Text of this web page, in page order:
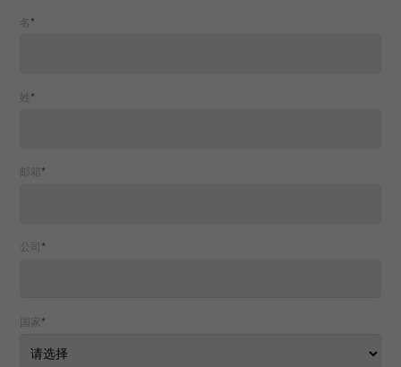
名*
姓 *
邮箱*
公司 *
国家*